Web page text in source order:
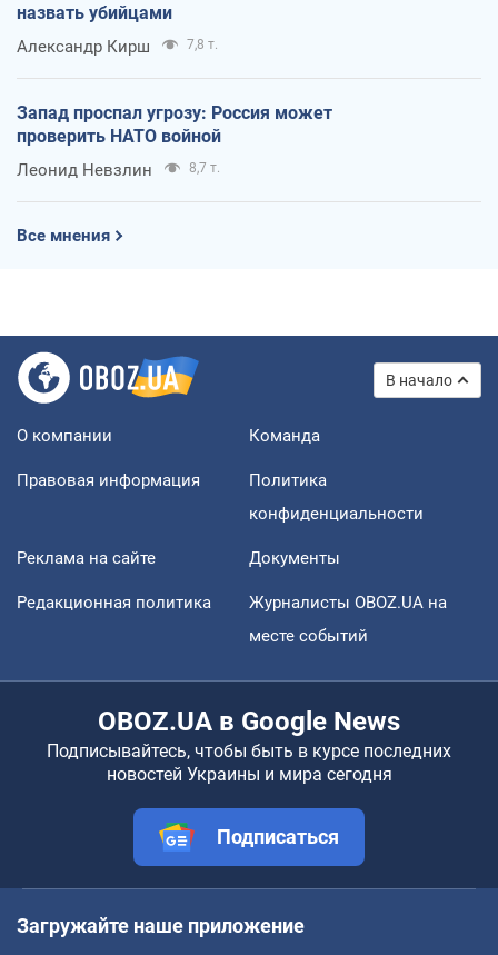
назвать убийцами
Александр Кирш 7,8 т.
Запад проспал угрозу: Россия может
проверить НАТО войной
Леонид Невзлин 8,7 т.
Все мнения
В начало
О компании Команда
Правовая информация
Политика
конфиденциальности
Реклама на сайте Документы
Редакционная политика
Журналисты OBOZ.UA на
месте событий
OBOZ.UA в Google News
Подписывайтесь, чтобы быть в курсе последних
новостей Украины и мира сегодня
Подписаться
Загружайте наше приложение